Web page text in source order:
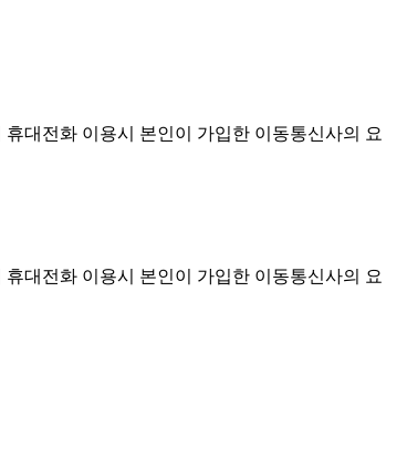
휴대전화 이용시 본인이 가입한 이동통신사의 요
휴대전화 이용시 본인이 가입한 이동통신사의 요